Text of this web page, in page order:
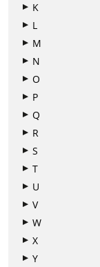
K
L
M
N
O
P
Q
R
S
T
U
V
W
X
Y